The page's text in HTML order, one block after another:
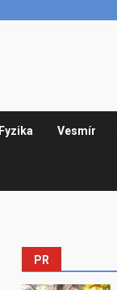
Vesmír
PR